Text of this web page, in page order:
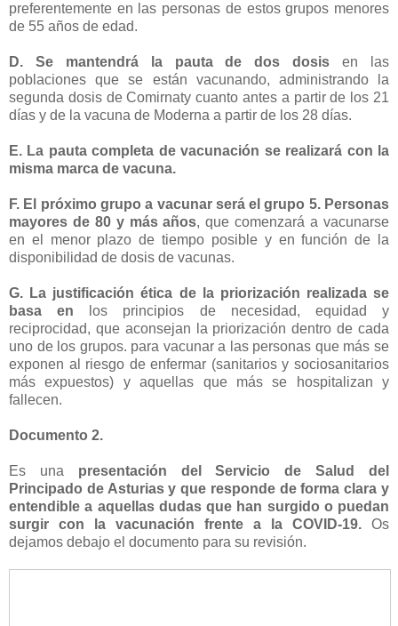
preferentemente en las personas de estos grupos menores
de 55 años de edad.
D. Se mantendrá la pauta de dos dosisen las
poblaciones que se están vacunando, administrando la
segunda dosis de Comirnaty cuanto antes a partir de los 21
días y de la vacuna de Moderna a partir de los 28 días.
E. La pauta completa de vacunación se realizará con la
misma marca de vacuna.
F. El próximo grupo a vacunar será el grupo 5. Personas
mayores de 80 y más años, que comenzará a vacunarse
en el menor plazo de tiempo posible y en función de la
disponibilidad de dosis de vacunas.
G. La justificación ética de la priorización realizada se
basa en los principios de necesidad, equidad y
reciprocidad, que aconsejan la priorización dentro de cada
uno de los grupos. para vacunar a las personas que más se
exponen al riesgo de enfermar (sanitarios y sociosanitarios
más expuestos) y aquellas que más se hospitalizan y
fallecen.
Documento 2.
Es una presentación del Servicio de Salud del
Principado de Asturias y que responde de forma clara y
entendible a aquellas dudas que han surgido o puedan
surgir con la vacunación frente a la COVID-19. Os
dejamos debajo el documento para su revisión.